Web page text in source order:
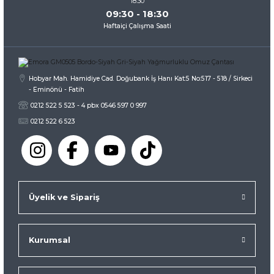
09:30 - 18:30
Haftaiçi Çalışma Saati
Hobyar Mah. Hamidiye Cad. Doğubank İş Hanı Kat:5 No:517 - 518 / Sirkeci
- Eminönü - Fatih
0212 522 5 523 - 4 pbx 0546 597 0 997
0212 522 6 523
Üyelik ve Sipariş
Kurumsal